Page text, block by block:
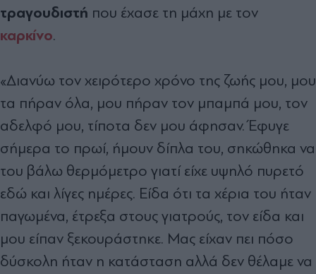
τραγουδιστή που έχασε τη μάχη με τον
καρκίνο.
«Διανύω τον χειρότερο χρόνο της ζωής μου, μου
τα πήραν όλα, μου πήραν τον μπαμπά μου, τον
αδελφό μου, τίποτα δεν μου άφησαν. Έφυγε
σήμερα το πρωί, ήμουν δίπλα του, σηκώθηκα να
του βάλω θερμόμετρο γιατί είχε υψηλό πυρετό
εδώ και λίγες ημέρες. Είδα ότι τα χέρια του ήταν
παγωμένα, έτρεξα στους γιατρούς, τον είδα και
μου είπαν ξεκουράστηκε. Μας είχαν πει πόσο
δύσκολη ήταν η κατάσταση αλλά δεν θέλαμε να